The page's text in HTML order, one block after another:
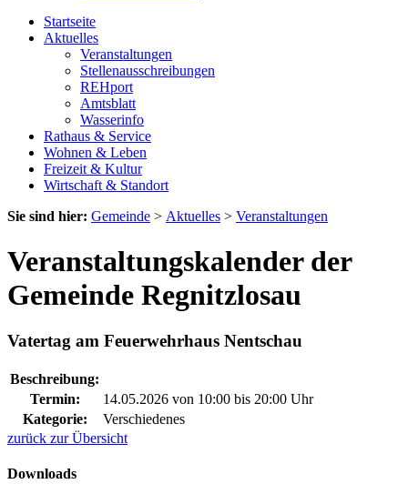
Startseite
Aktuelles
Veranstaltungen
Stellenausschreibungen
REHport
Amtsblatt
Wasserinfo
Rathaus & Service
Wohnen & Leben
Freizeit & Kultur
Wirtschaft & Standort
Sie sind hier: Gemeinde > Aktuelles > Veranstaltungen
Veranstaltungskalender der
Gemeinde Regnitzlosau
Vatertag am Feuerwehrhaus Nentschau
Beschreibung:
Termin:
14.05.2026 von 10:00 bis 20:00 Uhr
Kategorie:
Verschiedenes
zurück zur Übersicht
Downloads